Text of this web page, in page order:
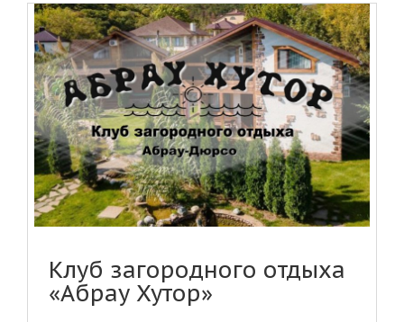
Клуб загородного отдыха
«Абрау Хутор»